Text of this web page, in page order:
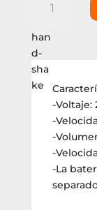
Ingco
8.5m3
(CABLI20428)
cantidad
-Voltaje:
-
-
-
-La